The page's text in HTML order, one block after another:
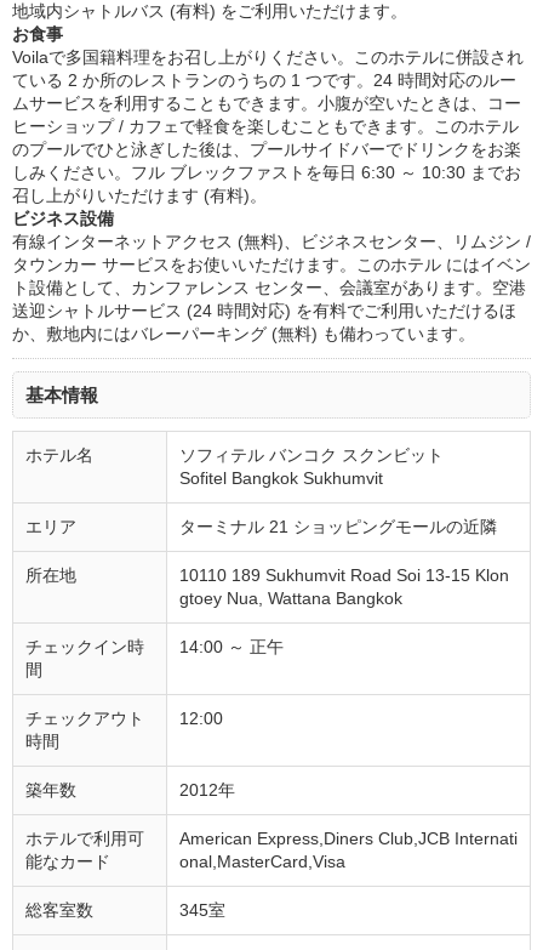
地域内シャトルバス (有料) をご利用いただけます。
お食事
Voilaで多国籍料理をお召し上がりください。このホテルに併設され
ている 2 か所のレストランのうちの 1 つです。24 時間対応のルー
ムサービスを利用することもできます。小腹が空いたときは、コー
ヒーショップ / カフェで軽食を楽しむこともできます。このホテル
のプールでひと泳ぎした後は、プールサイドバーでドリンクをお楽
しみください。フル ブレックファストを毎日 6:30 ～ 10:30 までお
召し上がりいただけます (有料)。
ビジネス設備
有線インターネットアクセス (無料)、ビジネスセンター、リムジン /
タウンカー サービスをお使いいただけます。このホテル にはイベン
ト設備として、カンファレンス センター、会議室があります。空港
送迎シャトルサービス (24 時間対応) を有料でご利用いただけるほ
か、敷地内にはバレーパーキング (無料) も備わっています。
基本情報
ホテル名
ソフィテル バンコク スクンビット
Sofitel Bangkok Sukhumvit
エリア ターミナル 21 ショッピングモールの近隣
所在地
10110 189 Sukhumvit Road Soi 13-15 Klon
gtoey Nua, Wattana Bangkok
チェックイン時
間
14:00 ～ 正午
チェックアウト
時間
12:00
築年数 2012年
ホテルで利用可
能なカード
American Express,Diners Club,JCB Internati
onal,MasterCard,Visa
総客室数 345室